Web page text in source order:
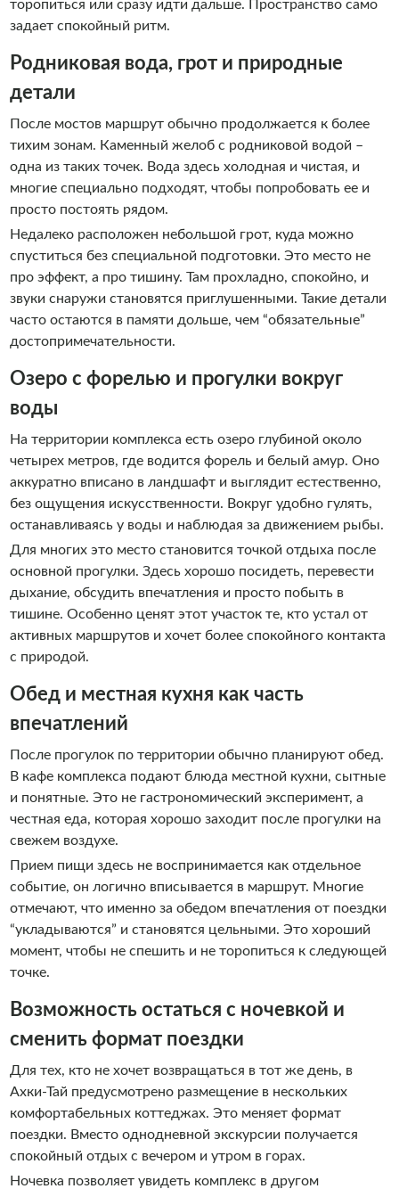
торопиться или сразу идти дальше. Пространство само
задает спокойный ритм.
Родниковая вода, грот и природные
детали
После мостов маршрут обычно продолжается к более
тихим зонам. Каменный желоб с родниковой водой –
одна из таких точек. Вода здесь холодная и чистая, и
многие специально подходят, чтобы попробовать ее и
просто постоять рядом.
Недалеко расположен небольшой грот, куда можно
спуститься без специальной подготовки. Это место не
про эффект, а про тишину. Там прохладно, спокойно, и
звуки снаружи становятся приглушенными. Такие детали
часто остаются в памяти дольше, чем “обязательные”
достопримечательности.
Озеро с форелью и прогулки вокруг
воды
На территории комплекса есть озеро глубиной около
четырех метров, где водится форель и белый амур. Оно
аккуратно вписано в ландшафт и выглядит естественно,
без ощущения искусственности. Вокруг удобно гулять,
останавливаясь у воды и наблюдая за движением рыбы.
Для многих это место становится точкой отдыха после
основной прогулки. Здесь хорошо посидеть, перевести
дыхание, обсудить впечатления и просто побыть в
тишине. Особенно ценят этот участок те, кто устал от
активных маршрутов и хочет более спокойного контакта
с природой.
Обед и местная кухня как часть
впечатлений
После прогулок по территории обычно планируют обед.
В кафе комплекса подают блюда местной кухни, сытные
и понятные. Это не гастрономический эксперимент, а
честная еда, которая хорошо заходит после прогулки на
свежем воздухе.
Прием пищи здесь не воспринимается как отдельное
событие, он логично вписывается в маршрут. Многие
отмечают, что именно за обедом впечатления от поездки
“укладываются” и становятся цельными. Это хороший
момент, чтобы не спешить и не торопиться к следующей
точке.
Возможность остаться с ночевкой и
сменить формат поездки
Для тех, кто не хочет возвращаться в тот же день, в
Ахки-Тай предусмотрено размещение в нескольких
комфортабельных коттеджах. Это меняет формат
поездки. Вместо однодневной экскурсии получается
спокойный отдых с вечером и утром в горах.
Ночевка позволяет увидеть комплекс в другом